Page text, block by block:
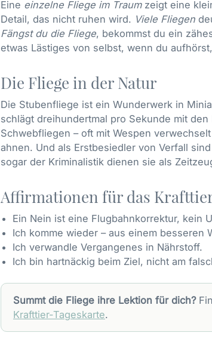
Eine einzelne Fliege im Traumzeigt eine
Detail, das nicht ruhen wird. Viele Fliegen
Fängst du die Fliege, bekommst du ein
etwas Lästiges von selbst, wenn du
Die Fliege in der Natur
Die Stubenfliege ist ein Wunderwerk in
schlägt dreihundertmal pro Sekunde mit
Schwebfliegen – oft mit Wespen
ahnen. Und als Erstbesiedler von Verfall
sogar der Kriminalistik dienen sie als
Affirmationen für das
Ein Nein ist eine Flugbahnkorrektur, kein
Ich komme wieder – aus einem besseren
Ich verwandle Vergangenes in Nährstoff.
Ich bin hartnäckig beim Ziel, nicht am
Summt die Fliege ihre Lektion für dich?
Krafttier-Tageskarte.